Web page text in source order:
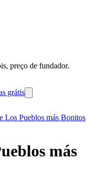
preço de fundador.
grátis
Los Pueblos más Bonitos
más